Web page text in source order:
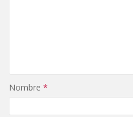
Nombre *